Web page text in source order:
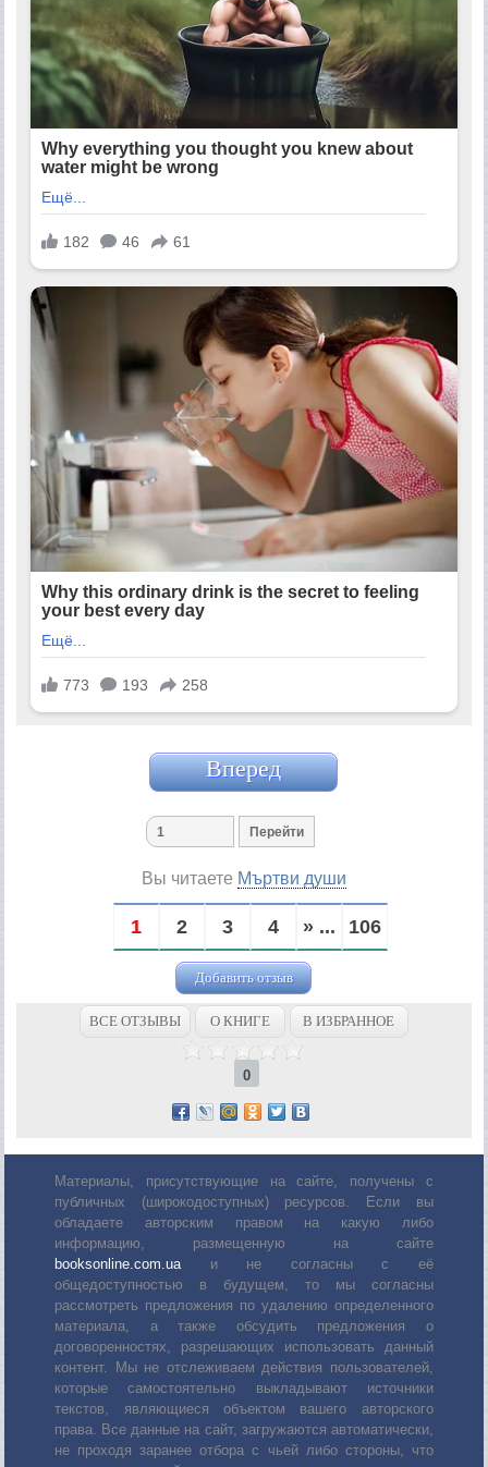
Вперед
Вы читаете Мъртви души
1 2 3 4 » ... 106
Добавить отзыв
ВСЕ ОТЗЫВЫ О КНИГЕ В ИЗБРАННОЕ
0
Материалы, присутствующие на сайте, получены с
публичных (широкодоступных) ресурсов. Если вы
обладаете авторским правом на какую либо
информацию, размещенную на сайте
booksonline.com.uaи не согласны с её
общедоступностью в будущем, то мы согласны
рассмотреть предложения по удалению определенного
материала, а также обсудить предложения о
договоренностях, разрешающих использовать данный
контент. Мы не отслеживаем действия пользователей,
которые самостоятельно выкладывают источники
текстов, являющиеся объектом вашего авторского
права. Все данные на сайт, загружаются автоматически,
не проходя заранее отбора с чьей либо стороны, что